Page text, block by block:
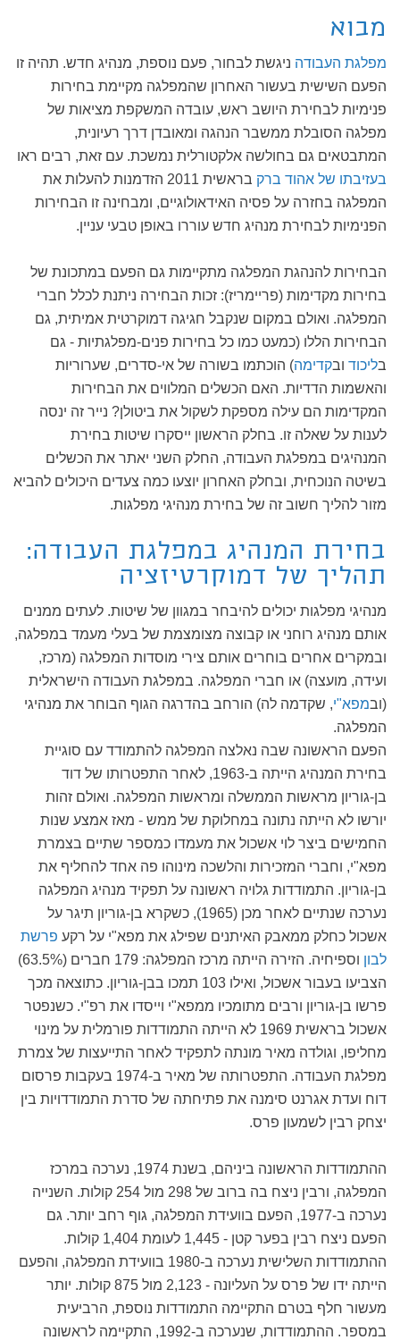
מבוא
מפלגת העבודה ניגשת לבחור, פעם נוספת, מנהיג חדש. תהיה זו
הפעם השישית בעשור האחרון שהמפלגה מקיימת בחירות
פנימיות לבחירת היושב ראש, עובדה המשקפת מציאות של
מפלגה הסובלת ממשבר הנהגה ומאובדן דרך רעיונית,
המתבטאים גם בחולשה אלקטורלית נמשכת. עם זאת, רבים ראו
בעזיבתו של אהוד ברק
בראשית 2011 הזדמנות להעלות את
המפלגה בחזרה על פסיה האידאולוגיים, ומבחינה זו הבחירות
הפנימיות לבחירת מנהיג חדש עוררו באופן טבעי עניין.
הבחירות להנהגת המפלגה מתקיימות גם הפעם במתכונת של
בחירות מקדימות (פריימריז): זכות הבחירה ניתנת לכלל חברי
המפלגה. ואולם במקום שנקבל חגיגה דמוקרטית אמיתית, גם
הבחירות הללו (כמעט כמו כל בחירות פנים-מפלגתיות - גם
בליכוד ובקדימה) הוכתמו בשורה של אי-סדרים, שערוריות
והאשמות הדדיות. האם הכשלים המלווים את הבחירות
המקדימות הם עילה מספקת לשקול את ביטולן? נייר זה ינסה
לענות על שאלה זו. בחלק הראשון ייסקרו שיטות בחירת
המנהיגים במפלגת העבודה, החלק השני יאתר את הכשלים
בשיטה הנוכחית, ובחלק האחרון יוצעו כמה צעדים היכולים להביא
מזור להליך חשוב זה של בחירת מנהיגי מפלגות.
בחירת המנהיג במפלגת העבודה:
תהליך של דמוקרטיזציה
מנהיגי מפלגות יכולים להיבחר במגוון של שיטות. לעתים ממנים
אותם מנהיג רוחני או קבוצה מצומצמת של בעלי מעמד במפלגה,
ובמקרים אחרים בוחרים אותם צירי מוסדות המפלגה (מרכז,
ועידה, מועצה) או חברי המפלגה. במפלגת העבודה הישראלית
(ובמפא"י, שקדמה לה) הורחב בהדרגה הגוף הבוחר את מנהיגי
המפלגה.
הפעם הראשונה שבה נאלצה המפלגה להתמודד עם סוגיית
בחירת המנהיג הייתה ב-1963, לאחר התפטרותו של דוד
בן-גוריון מראשות הממשלה ומראשות המפלגה. ואולם זהות
יורשו לא הייתה נתונה במחלוקת של ממש - מאז אמצע שנות
החמישים ביצר לוי אשכול את מעמדו כמספר שתיים בצמרת
מפא"י, וחברי המזכירות והלשכה מינוהו פה אחד להחליף את
בן-גוריון. התמודדות גלויה ראשונה על תפקיד מנהיג המפלגה
נערכה שנתיים לאחר מכן (1965), כשקרא בן-גוריון תיגר על
אשכול כחלק ממאבק האיתנים שפילג את מפא"י על רקע פרשת
לבון
וספיחיה. הזירה הייתה מרכז המפלגה: 179 חברים (63.5%)
הצביעו בעבור אשכול, ואילו 103 תמכו בבן-גוריון. כתוצאה מכך
פרשו בן-גוריון ורבים מתומכיו ממפא"י וייסדו את רפ"י. כשנפטר
אשכול בראשית 1969 לא הייתה התמודדות פורמלית על מינוי
מחליפו, וגולדה מאיר מונתה לתפקיד לאחר התייעצות של צמרת
מפלגת העבודה. התפטרותה של מאיר ב-1974 בעקבות פרסום
דוח ועדת אגרנט סימנה את פתיחתה של סדרת התמודדויות בין
יצחק רבין לשמעון פרס.
ההתמודדות הראשונה ביניהם, בשנת 1974, נערכה במרכז
המפלגה, ורבין ניצח בה ברוב של 298 מול 254 קולות. השנייה
נערכה ב-1977, הפעם בוועידת המפלגה, גוף רחב יותר. גם
הפעם ניצח רבין בפער קטן - 1,445 לעומת 1,404 קולות.
ההתמודדות השלישית נערכה ב-1980 בוועידת המפלגה, והפעם
הייתה ידו של פרס על העליונה - 2,123 מול 875 קולות. יותר
מעשור חלף בטרם התקיימה התמודדות נוספת, הרביעית
במספר. ההתמודדות, שנערכה ב-1992, התקיימה לראשונה